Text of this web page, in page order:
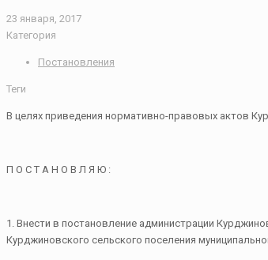
23 января, 2017
Категория
Постановления
Теги
В целях приведения нормативно-правовых актов
П О С Т А Н О В Л Я Ю :
1. Внести в постановление администрации
Курджиновского сельского поселения